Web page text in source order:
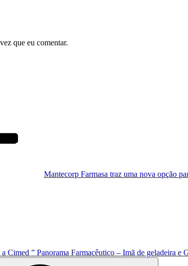
que eu comentar.
Mantecorp Farmasa traz uma nova opção
Cimed ” Panorama Farmacêutico – Imã de geladeira e